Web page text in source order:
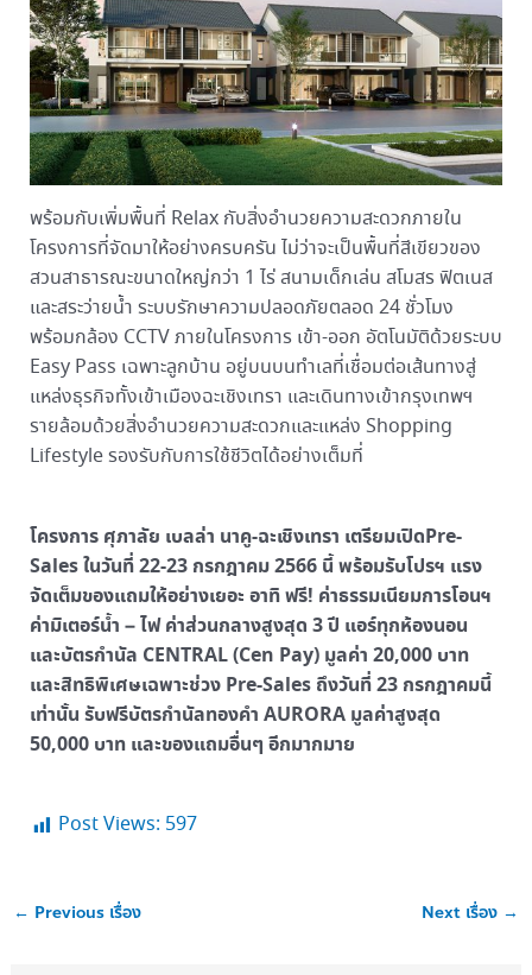
พร้อมกับเพิ่มพื้นที่ Relax กับสิ่งอำนวยความสะดวกภายใน
โครงการที่จัดมาให้อย่างครบครัน ไม่ว่าจะเป็นพื้นที่สีเขียวของ
สวนสาธารณะขนาดใหญ่กว่า 1 ไร่ สนามเด็กเล่น สโมสร ฟิตเนส
และสระว่ายน้ำ ระบบรักษาความปลอดภัยตลอด 24 ชั่วโมง
พร้อมกล้อง CCTV ภายในโครงการ เข้า-ออก อัตโนมัติด้วยระบบ
Easy Pass เฉพาะลูกบ้าน อยู่บนบนทำเลที่เชื่อมต่อเส้นทางสู่
แหล่งธุรกิจทั้งเข้าเมืองฉะเชิงเทรา และเดินทางเข้ากรุงเทพฯ
รายล้อมด้วยสิ่งอำนวยความสะดวกและแหล่ง Shopping
Lifestyle รองรับกับการใช้ชีวิตได้อย่างเต็มที่
โครงการ ศุภาลัย เบลล่า นาคู-ฉะเชิงเทรา เตรียมเปิดPre-
Sales ในวันที่ 22-23 กรกฎาคม 2566 นี้ พร้อมรับโปรฯ แรง
จัดเต็มของแถมให้อย่างเยอะ อาทิ ฟรี! ค่าธรรมเนียมการโอนฯ
ค่ามิเตอร์น้ำ – ไฟ ค่าส่วนกลางสูงสุด 3 ปี แอร์ทุกห้องนอน
และบัตรกำนัล CENTRAL (Cen Pay) มูลค่า 20,000 บาท
และสิทธิพิเศษเฉพาะช่วง Pre-Sales ถึงวันที่ 23 กรกฎาคมนี้
เท่านั้น รับฟรีบัตรกำนัลทองคำ AURORA มูลค่าสูงสุด
50,000 บาท และของแถมอื่นๆ อีกมากมาย
Post Views: 597
← Previous เรื่อง Next เรื่อง →